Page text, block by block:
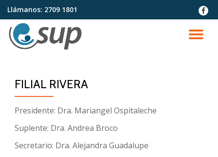
Saltar
contenido
Llámanos: 2709 1801
fa-
FILIAL RIVERA
Presidente: Dra. Mariangel Ospitaleche
Suplente: Dra. Andrea Broco
Secretario: Dra. Alejandra Guadalupe